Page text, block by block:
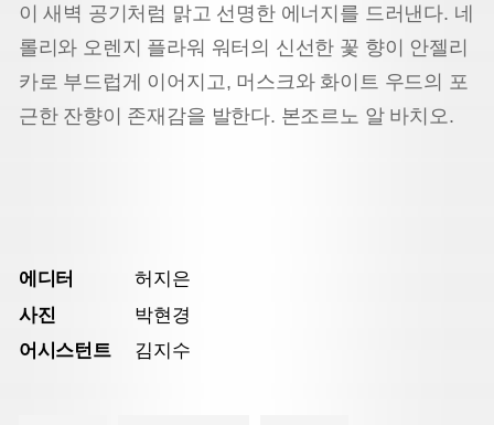
이 새벽 공기처럼 맑고 선명한 에너지를 드러낸다. 네
롤리와 오렌지 플라워 워터의 신선한 꽃 향이 안젤리
카로 부드럽게 이어지고, 머스크와 화이트 우드의 포
근한 잔향이 존재감을 발한다. 본조르노 알 바치오.
에디터
허지은
사진
박현경
어시스턴트
김지수